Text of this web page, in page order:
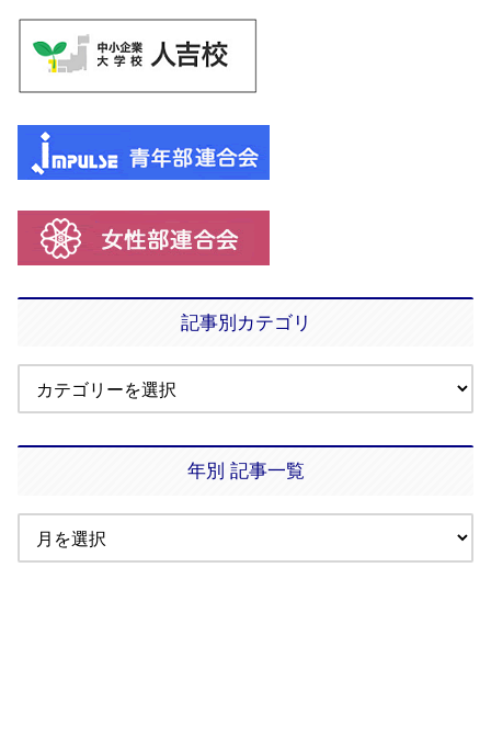
記事別カテゴリ
年別 記事一覧